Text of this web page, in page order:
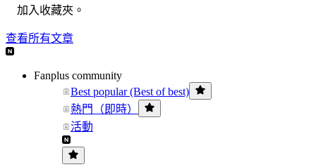
加入收藏夾。
查看所有文章
Fanplus community
Best popular (Best of best)
熱門（即時）
活動